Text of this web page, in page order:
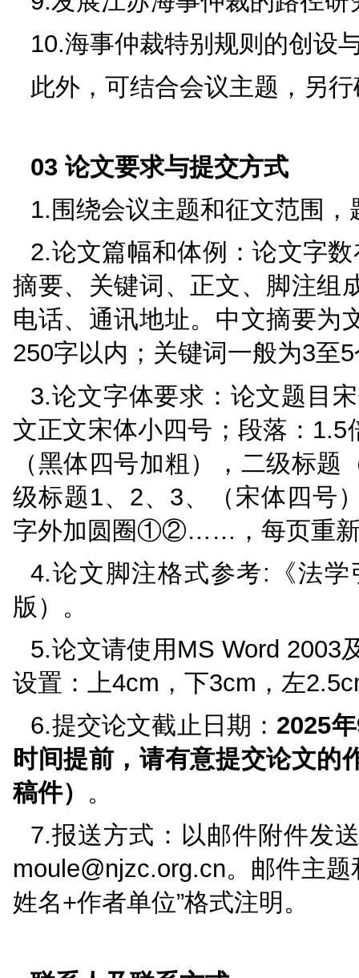
禁诉令及反禁诉令、外
4.海事审判“三合一”改
讼特别程序法》的完善
6.海事诉讼与海事仲裁
7.涉外海事仲裁制度对
8.海事临时仲裁制度
9.发展江苏海事仲裁的
10.海事仲裁特别规则
此外，可结合会议主
03论文要求与提交方
1.围绕会议主题和征文
2.论文篇幅和体例：
摘要、关键词、正文、
电话、通讯地址。中文
250字以内；关键词一
3.论文字体要求：论
文正文宋体小四号；段
（黑体四号加粗），二